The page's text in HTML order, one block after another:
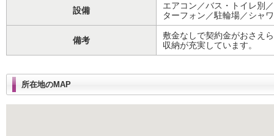
設備
エアコン／バス・トイレ別
ターフォン／駐輪場／シャ
備考
敷金なしで契約金がおさえ
収納が充実しています。
所在地のMAP